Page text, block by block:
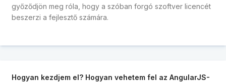
győződjön meg róla, hogy a szóban forgó szoftver licencét
beszerzi a fejlesztő számára.
Hogyan kezdjem el? Hogyan vehetem fel az AngularJS-